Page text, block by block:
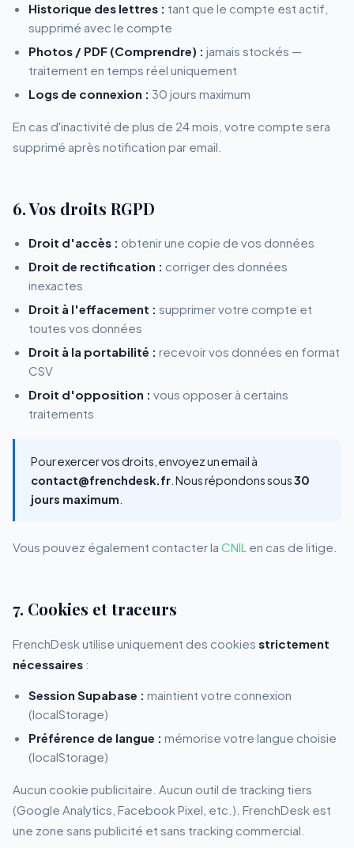
Historique des lettres : tant que le compte est actif,
supprimé avec le compte
Photos / PDF (Comprendre) : jamais stockés —
traitement en temps réel uniquement
Logs de connexion : 30 jours maximum
En cas d'inactivité de plus de 24 mois, votre compte sera
supprimé après notification par email.
6. Vos droits RGPD
Droit d'accès : obtenir une copie de vos données
Droit de rectification : corriger des données
inexactes
Droit à l'effacement : supprimer votre compte et
toutes vos données
Droit à la portabilité : recevoir vos données en format
CSV
Droit d'opposition : vous opposer à certains
traitements
Pour exercer vos droits, envoyez un email à
contact@frenchdesk.fr . Nous répondons sous30
jours maximum
Vous pouvez également contacter la CNIL en cas de litige.
7. Cookies et traceurs
FrenchDesk utilise uniquement des cookies strictement
nécessaires :
Session Supabase : maintient votre connexion
(localStorage)
Préférence de langue : mémorise votre langue choisie
(localStorage)
Aucun cookie publicitaire. Aucun outil de tracking tiers
(Google Analytics, Facebook Pixel, etc.). FrenchDesk est
une zone sans publicité et sans tracking commercial.